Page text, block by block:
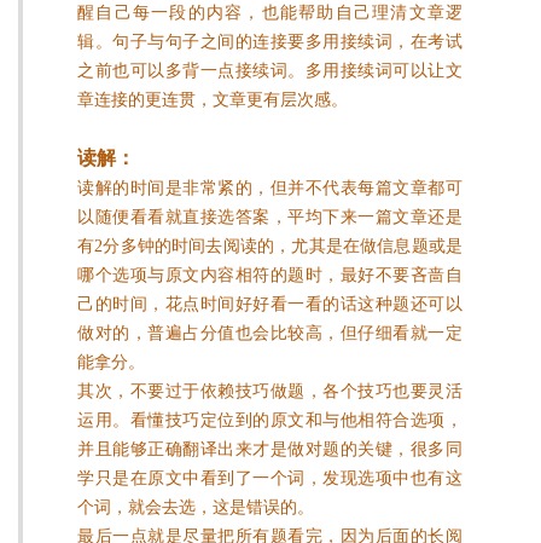
醒自己每一段的内容，也能帮助自己理清文章逻
辑。句子与句子之间的连接要多用接续词，在考试
之前也可以多背一点接续词。多用接续词可以让文
章连接的更连贯，文章更有层次感。
读解：
读解的时间是非常紧的，但并不代表每篇文章都可
以随便看看就直接选答案，平均下来一篇文章还是
有2分多钟的时间去阅读的，尤其是在做信息题或是
哪个选项与原文内容相符的题时，最好不要吝啬自
己的时间，花点时间好好看一看的话这种题还可以
做对的，普遍占分值也会比较高，但仔细看就一定
能拿分。
其次，不要过于依赖技巧做题，各个技巧也要灵活
运用。看懂技巧定位到的原文和与他相符合选项，
并且能够正确翻译出来才是做对题的关键，很多同
学只是在原文中看到了一个词，发现选项中也有这
个词，就会去选，这是错误的。
最后一点就是尽量把所有题看完，因为后面的长阅